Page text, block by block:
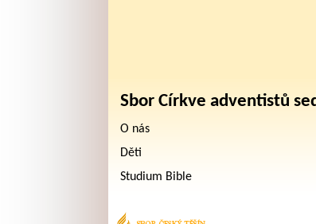
Sbor Církve adventistů
O nás
Děti
Studium Bible